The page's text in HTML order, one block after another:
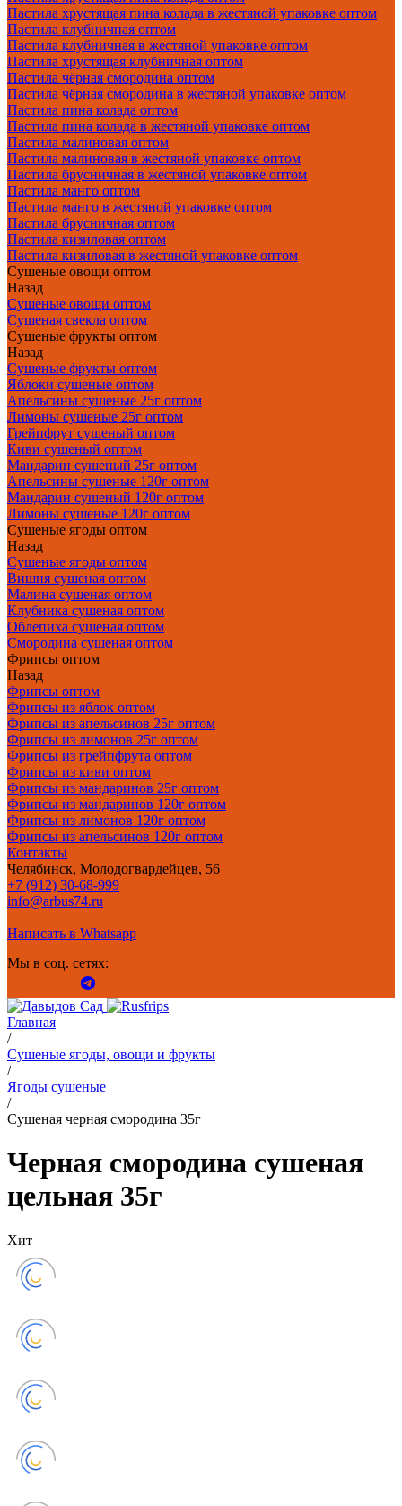
Пастила хрустящая пина колада в жестяной упаковке оптом
Пастила клубничная оптом
Пастила клубничная в жестяной упаковке оптом
Пастила хрустящая клубничная оптом
Пастила чёрная смородина оптом
Пастила чёрная смородина в жестяной упаковке оптом
Пастила пина колада оптом
Пастила пина колада в жестяной упаковке оптом
Пастила малиновая оптом
Пастила малиновая в жестяной упаковке оптом
Пастила брусничная в жестяной упаковке оптом
Пастила манго оптом
Пастила манго в жестяной упаковке оптом
Пастила брусничная оптом
Пастила кизиловая оптом
Пастила кизиловая в жестяной упаковке оптом
Сушеные овощи оптом
Назад
Сушеные овощи оптом
Сушеная свекла оптом
Сушеные фрукты оптом
Назад
Сушеные фрукты оптом
Яблоки сушеные оптом
Апельсины сушеные 25г оптом
Лимоны сушеные 25г оптом
Грейпфрут сушеный оптом
Киви сушеный оптом
Мандарин сушеный 25г оптом
Апельсины сушеные 120г оптом
Мандарин сушеный 120г оптом
Лимоны сушеные 120г оптом
Сушеные ягоды оптом
Назад
Сушеные ягоды оптом
Вишня сушеная оптом
Малина сушеная оптом
Клубника сушеная оптом
Облепиха сушеная оптом
Смородина сушеная оптом
Фрипсы оптом
Назад
Фрипсы оптом
Фрипсы из яблок оптом
Фрипсы из апельсинов 25г оптом
Фрипсы из лимонов 25г оптом
Фрипсы из грейпфрута оптом
Фрипсы из киви оптом
Фрипсы из мандаринов 25г оптом
Фрипсы из мандаринов 120г оптом
Фрипсы из лимонов 120г оптом
Фрипсы из апельсинов 120г оптом
Контакты
Челябинск, Молодогвардейцев, 56
+7 (912) 30-68-999
info@arbus74.ru
Написать в Whatsapp
Мы в соц. сетях:
Главная
/
Сушеные ягоды, овощи и фрукты
/
Ягоды сушеные
/
Сушеная черная смородина 35г
Черная смородина сушеная
цельная 35г
Хит